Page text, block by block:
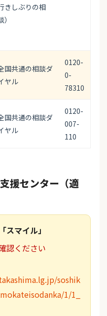
きしぶりの相
）
国共通の相談ダ
ヤル
0120-
0-
78310
国共通の相談ダ
ヤル
0120-
007-
110
援センター（適
スマイル」
認ください
soshik
1/1_